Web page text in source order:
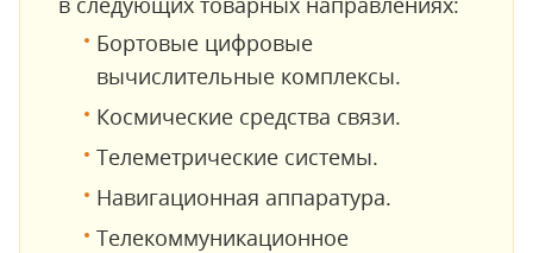
Бортовые цифровые
вычислительные комплексы.
Космические средства связи.
Телеметрические системы.
Навигационная аппаратура.
Телекоммуникационное